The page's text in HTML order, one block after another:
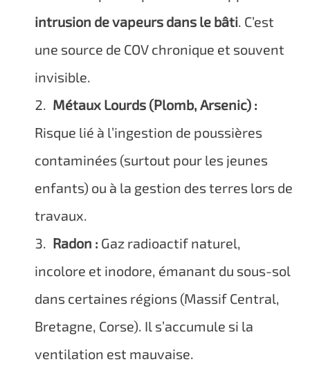
intrusion de vapeurs dans le bâti. C’est
une source de COV chronique et souvent
invisible.
Métaux Lourds (Plomb, Arsenic) :
Risque lié à l’ingestion de poussières
contaminées (surtout pour les jeunes
enfants) ou à la gestion des terres lors de
travaux.
Radon : Gaz radioactif naturel,
incolore et inodore, émanant du sous-sol
dans certaines régions (Massif Central,
Bretagne, Corse). Il s’accumule si la
ventilation est mauvaise.